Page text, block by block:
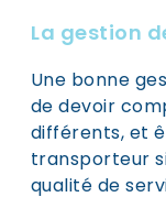
La gestion
Une bonne
de devoir
différents, et
transporteur
qualité de